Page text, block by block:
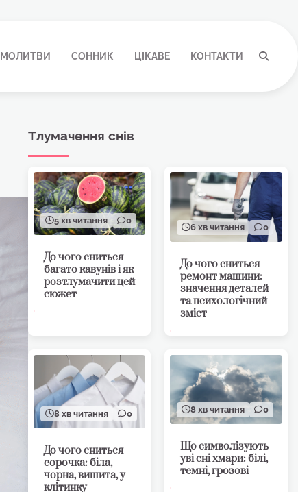
МОЛИТВИ СОННИК ЦІКАВЕ КОНТАКТИ
Тлумачення снів
5 хв читання 0
До чого сниться
багато кавунів і як
розтлумачити цей
сюжет
6 хв читання 0
До чого сниться
ремонт машини:
значення деталей
та психологічний
зміст
8 хв читання 0
До чого сниться
сорочка: біла,
чорна, вишита, у
клітинку
8 хв читання 0
Що символізують
уві сні хмари: білі,
темні, грозові